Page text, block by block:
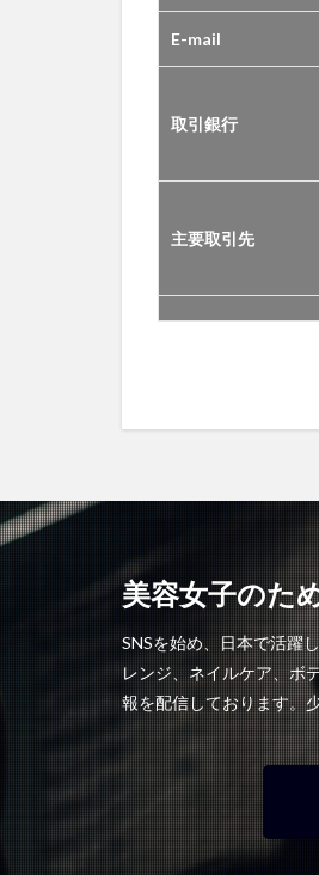
E-mail
取引銀行
主要取引先
美容女子のた
SNSを始め、日本で活躍
レンジ、ネイルケア、ボ
報を配信しております。